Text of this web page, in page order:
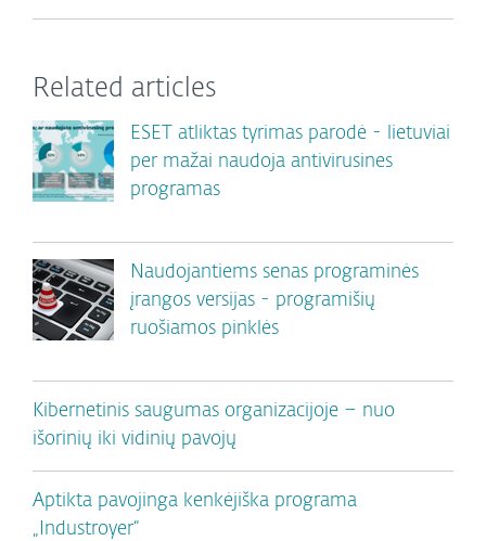
Related articles
ESET atliktas tyrimas parodė - lietuviai
per mažai naudoja antivirusines
programas
Naudojantiems senas programinės
įrangos versijas - programišių
ruošiamos pinklės
Kibernetinis saugumas organizacijoje – nuo
išorinių iki vidinių pavojų
Aptikta pavojinga kenkėjiška programa
„Industroyer“